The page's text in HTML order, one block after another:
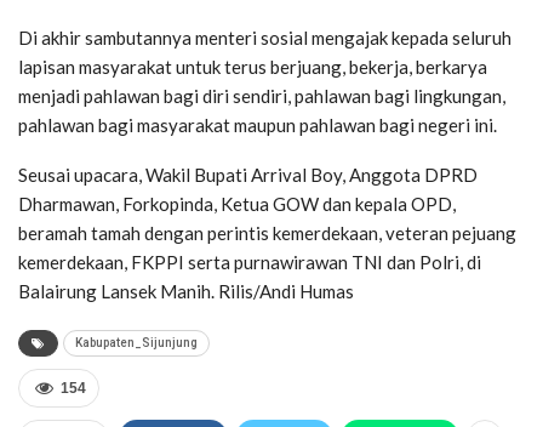
Di akhir sambutannya menteri sosial mengajak kepada seluruh
lapisan masyarakat untuk terus berjuang, bekerja, berkarya
menjadi pahlawan bagi diri sendiri, pahlawan bagi lingkungan,
pahlawan bagi masyarakat maupun pahlawan bagi negeri ini.
Seusai upacara, Wakil Bupati Arrival Boy, Anggota DPRD
Dharmawan, Forkopinda, Ketua GOW dan kepala OPD,
beramah tamah dengan perintis kemerdekaan, veteran pejuang
kemerdekaan, FKPPI serta purnawirawan TNI dan Polri, di
Balairung Lansek Manih. Rilis/Andi Humas
Kabupaten_Sijunjung
154